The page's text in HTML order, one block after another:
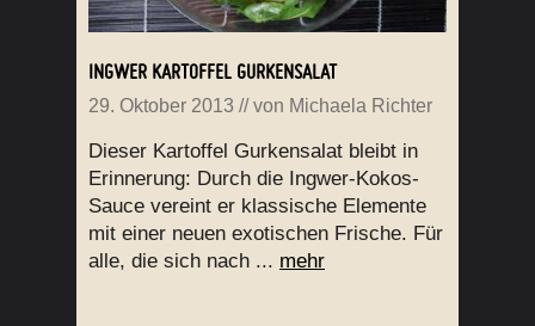
INGWER KARTOFFEL GURKENSALAT
29. Oktober 2013 // von Michaela Richter
Dieser Kartoffel Gurkensalat bleibt in
Erinnerung: Durch die Ingwer-Kokos-
Sauce vereint er klassische Elemente
mit einer neuen exotischen Frische. Für
alle, die sich nach ... mehr